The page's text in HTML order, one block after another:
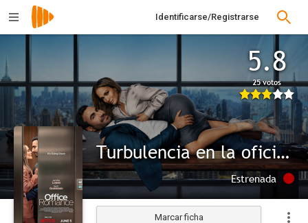
Identificarse/Registrarse
5.8
25 votos
Turbulencia en la oficina
Estrenada
Marcar ficha